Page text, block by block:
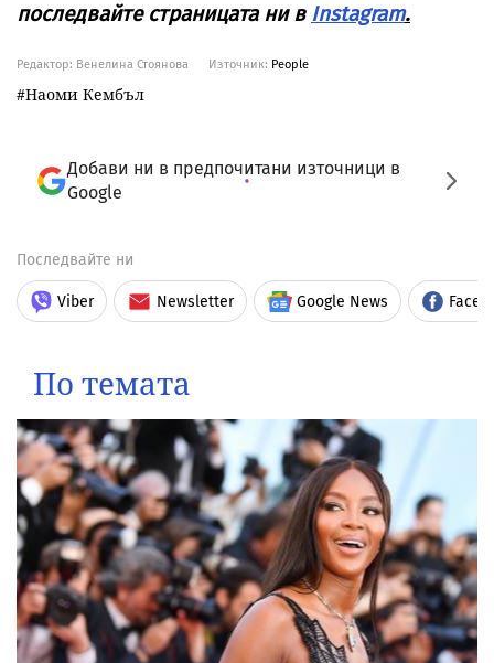
последвайте страницата ни в Instagram.
Редактор: Венелина Стоянова Източник: People
Наоми Кембъл
Добави ни в предпочитани източници в
Google
Последвайте ни
Viber Newsletter Google News
По темата